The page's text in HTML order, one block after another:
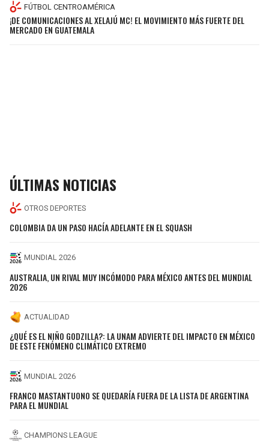
FÚTBOL CENTROAMÉRICA
¡DE COMUNICACIONES AL XELAJÚ MC! EL MOVIMIENTO MÁS FUERTE DEL
MERCADO EN GUATEMALA
ÚLTIMAS NOTICIAS
OTROS DEPORTES
COLOMBIA DA UN PASO HACÍA ADELANTE EN EL SQUASH
MUNDIAL 2026
AUSTRALIA, UN RIVAL MUY INCÓMODO PARA MÉXICO ANTES DEL MUNDIAL
2026
ACTUALIDAD
¿QUÉ ES EL NIÑO GODZILLA?: LA UNAM ADVIERTE DEL IMPACTO EN MÉXICO
DE ESTE FENÓMENO CLIMÁTICO EXTREMO
MUNDIAL 2026
FRANCO MASTANTUONO SE QUEDARÍA FUERA DE LA LISTA DE ARGENTINA
PARA EL MUNDIAL
CHAMPIONS LEAGUE